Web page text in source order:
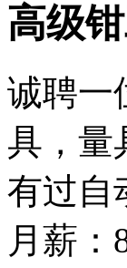
高级
诚聘一
具，量
有过自
月薪：